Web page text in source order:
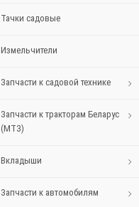
Тачки садовые
Измельчители
Запчасти к садовой технике
Запчасти к тракторам Беларус
(МТЗ)
Вкладыши
Запчасти к автомобилям